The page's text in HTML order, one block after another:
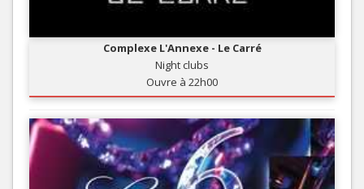
Complexe L'Annexe - Le Carré
Night clubs
Ouvre à 22h00